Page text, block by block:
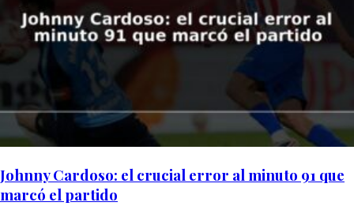
Johnny Cardoso: el crucial error al minuto 91 que
marcó el partido